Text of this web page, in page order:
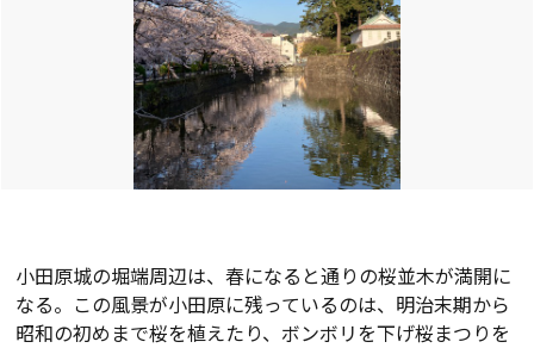
小田原城の堀端周辺は、春になると通りの桜並木が満開に
なる。この風景が小田原に残っているのは、明治末期から
昭和の初めまで桜を植えたり、ボンボリを下げ桜まつりを